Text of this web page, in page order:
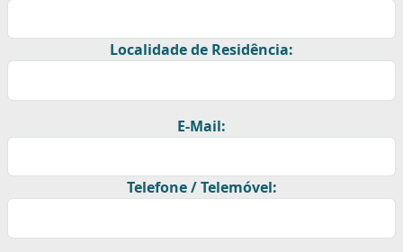
Localidade de Residência:
E-Mail:
Telefone / Telemóvel: